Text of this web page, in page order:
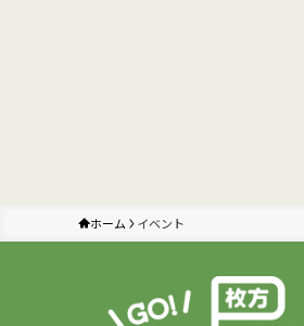
ホーム イベント